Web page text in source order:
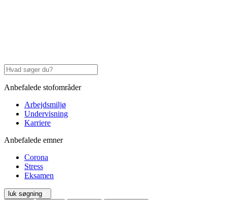
Anbefalede stofområder
Arbejdsmiljø
Undervisning
Karriere
Anbefalede emner
Corona
Stress
Eksamen
luk søgning